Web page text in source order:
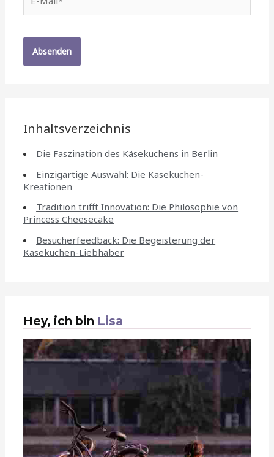
Mail*
Inhaltsverzeichnis
Die Faszination des Käsekuchens in Berlin
Einzigartige Auswahl: Die Käsekuchen-
Kreationen
Tradition trifft Innovation: Die Philosophie von
Princess Cheesecake
Besucherfeedback: Die Begeisterung der
Käsekuchen-Liebhaber
Hey, ich bin Lisa